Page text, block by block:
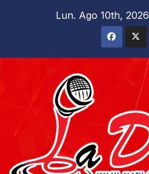
Lun. Ago 10th, 2026